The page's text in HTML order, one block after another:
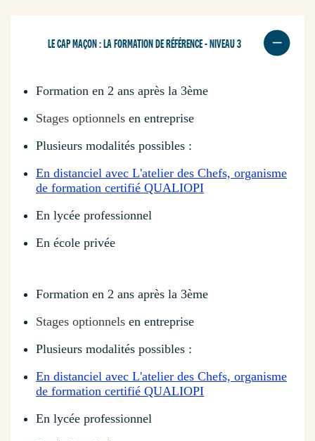
LE CAP MAÇON : LA FORMATION DE RÉFÉRENCE - NIVEAU 3
Formation en 2 ans après la 3ème
Stages optionnels en entreprise
Plusieurs modalités possibles :
En distanciel avec L'atelier des Chefs, organisme
de formation certifié QUALIOPI
En lycée professionnel
En école privée
Formation en 2 ans après la 3ème
Stages optionnels en entreprise
Plusieurs modalités possibles :
En distanciel avec L'atelier des Chefs, organisme
de formation certifié QUALIOPI
En lycée professionnel